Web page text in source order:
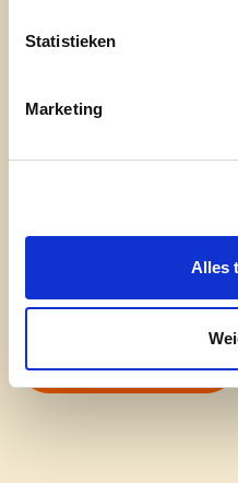
Statistieken
Marketing
Alles
één keer per
Ja, ik aanvaard de